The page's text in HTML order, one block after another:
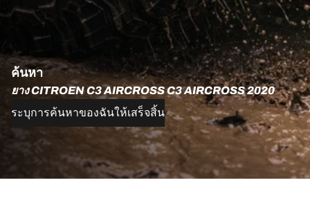
ค้นหา
ยาง CITROEN C3 AIRCROSS C3 AIRCROSS 2020
ระบุการค้นหาของฉันให้เสร็จสิ้น